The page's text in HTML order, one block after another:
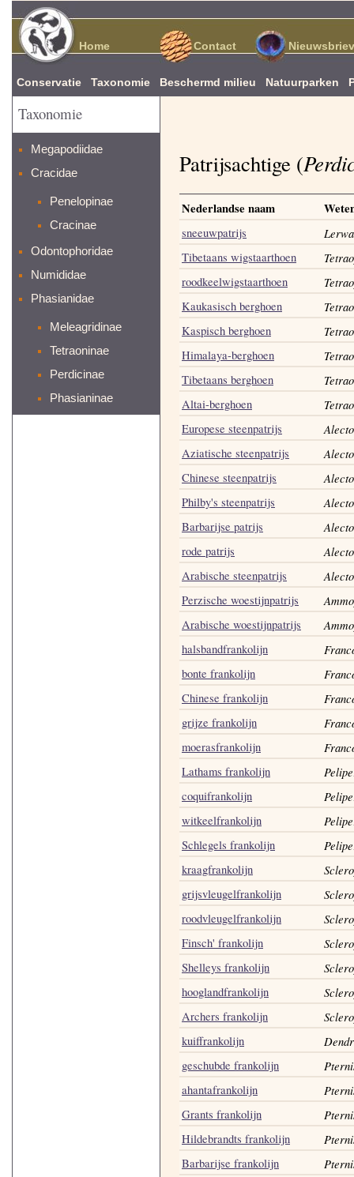
Taxonomie
Megapodiidae
Cracidae
Penelopinae
Cracinae
Odontophoridae
Numididae
Phasianidae
Meleagridinae
Tetraoninae
Perdicinae
Phasianinae
Patrijsachtige (
Nederlandse naam
sneeuwpatrijs
Tibetaans wigstaarthoen
roodkeelwigstaarthoen
Kaukasisch berghoen
Kaspisch berghoen
Himalaya-berghoen
Tibetaans berghoen
Altai-berghoen
Europese steenpatrijs
Aziatische steenpatrijs
Chinese steenpatrijs
Philby's steenpatrijs
Barbarijse patrijs
rode patrijs
Arabische steenpatrijs
Perzische woestijnpatrijs
Arabische woestijnpatrijs
halsbandfrankolijn
bonte frankolijn
Chinese frankolijn
grijze frankolijn
moerasfrankolijn
Lathams frankolijn
coquifrankolijn
witkeelfrankolijn
Schlegels frankolijn
kraagfrankolijn
grijsvleugelfrankolijn
roodvleugelfrankolijn
Finsch' frankolijn
Shelleys frankolijn
hooglandfrankolijn
Archers frankolijn
kuiffrankolijn
geschubde frankolijn
ahantafrankolijn
Grants frankolijn
Hildebrandts frankolijn
Barbarijse frankolijn
Home Contact
Conservatie Taxonomie Beschermd milieu Natuurparken